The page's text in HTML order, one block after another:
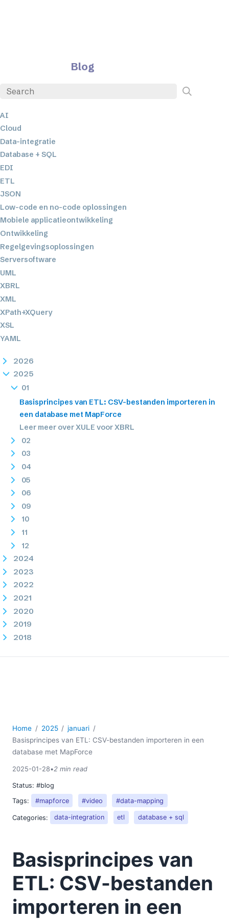
Blog
AI
Cloud
Data-integratie
Database + SQL
EDI
ETL
JSON
Low-code en no-code oplossingen
Mobiele applicatieontwikkeling
Ontwikkeling
Regelgevingsoplossingen
Serversoftware
UML
XBRL
XML
XPath+XQuery
XSL
YAML
2026
2025
01
Basisprincipes van ETL: CSV-bestanden importeren in
een database met MapForce
Leer meer over XULE voor XBRL
02
03
04
05
06
09
10
11
12
2024
2023
2022
2021
2020
2019
2018
2011
2010
2009
2008
2007
Home 2025
januari
Basisprincipes van ETL: CSV-bestanden importeren in een
database met MapForce
2025-01-28•2 min read
Status: #blog
Tags:
#mapforce #video #data-mapping
Categories: data-integration etl database + sql
Basisprincipes van
ETL: CSV-bestanden
importeren in een